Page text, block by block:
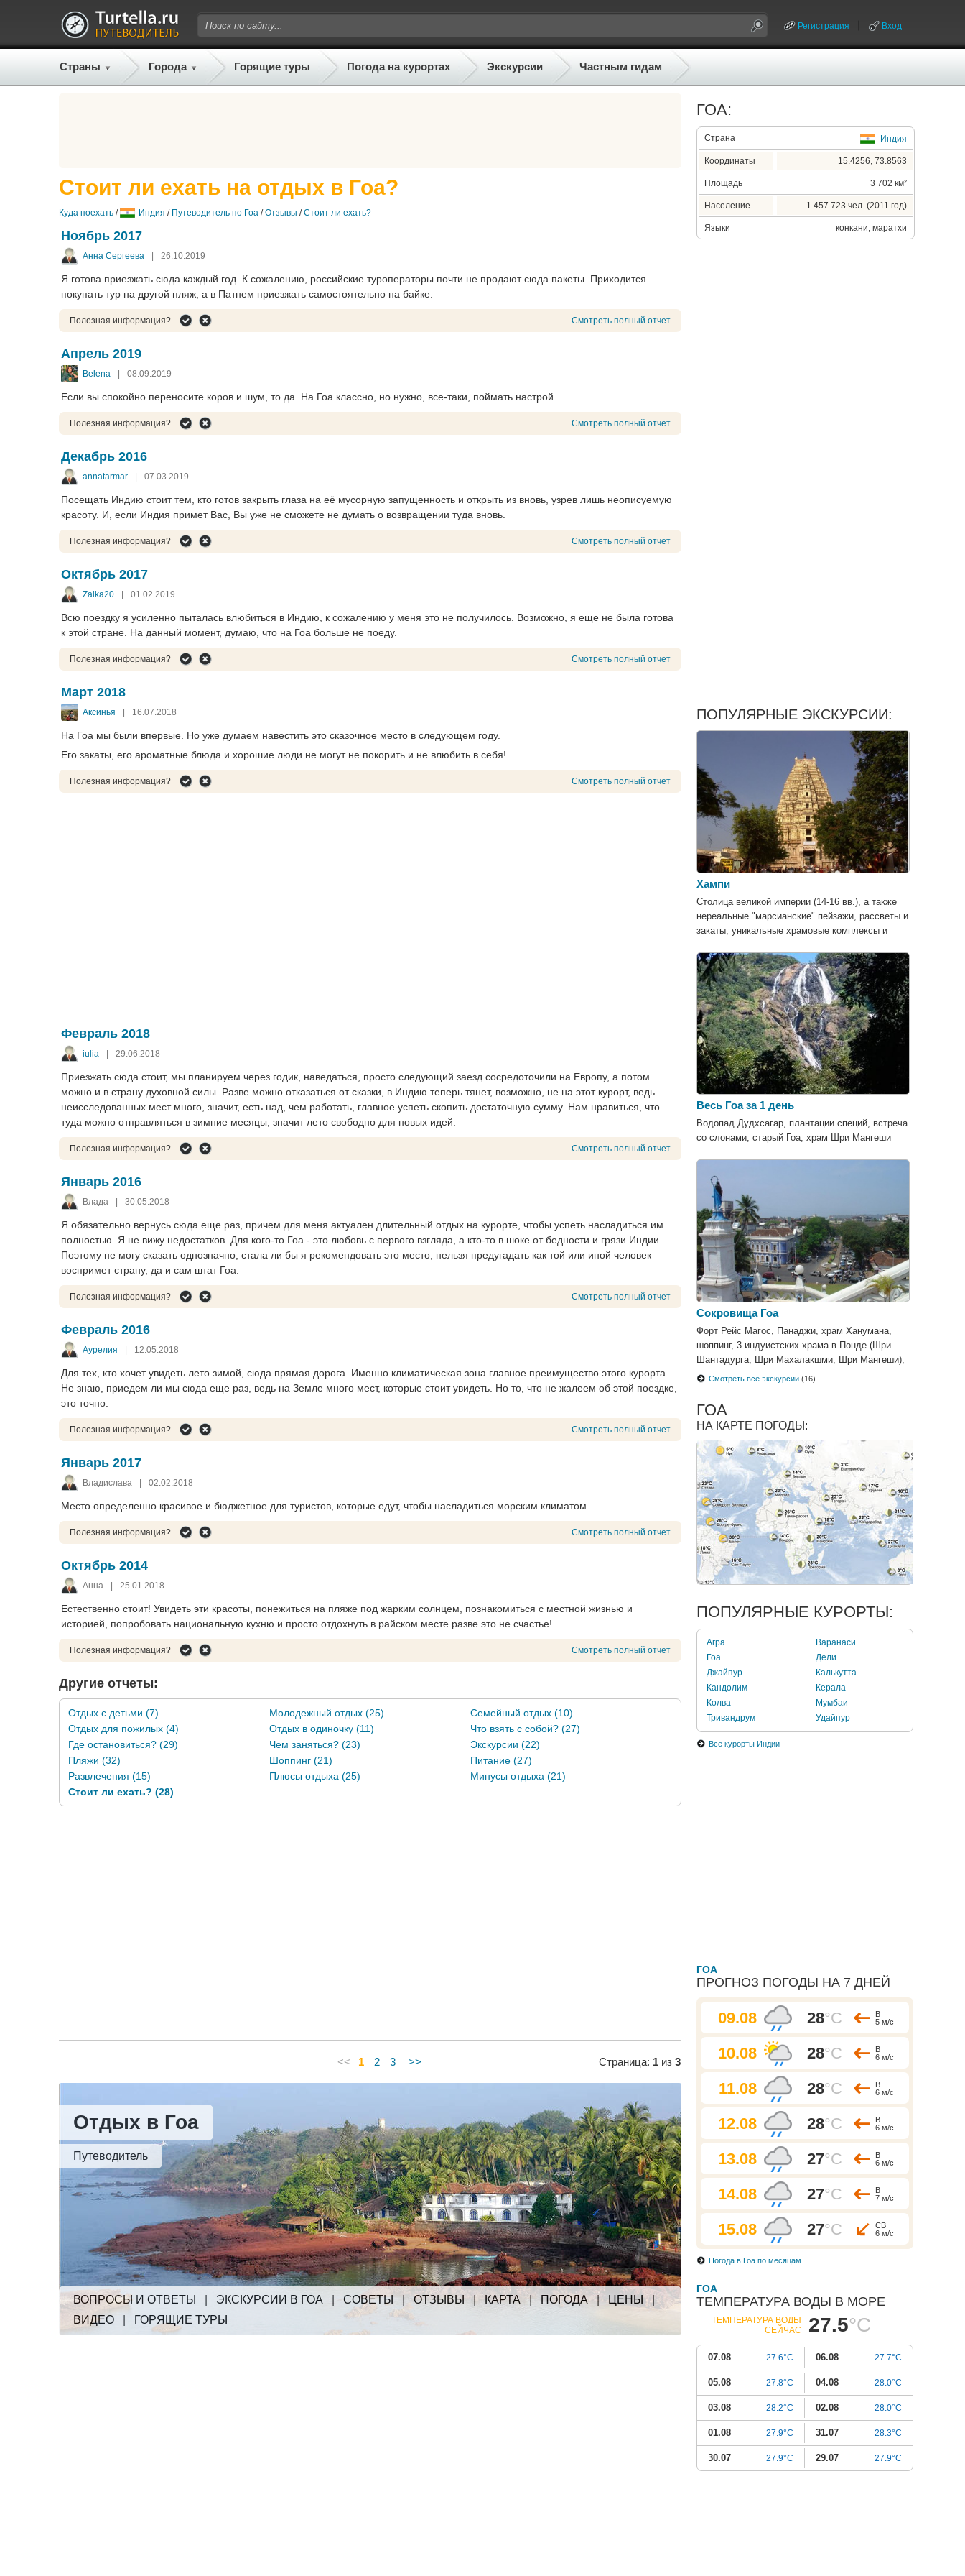
Регистрация Вход
Страны Города Горящие туры Погода на курортах Экскурсии Частным гидам
Стоит ли ехать на отдых в Гоа?
Куда поехать / Индия / Путеводитель по Гоа /Отзывы /Стоит ли ехать?
Ноябрь 2017
Анна Сергеева | 26.10.2019
Я готова приезжать сюда каждый год. К сожалению, российские туроператоры почти не продают сюда пакеты. Приходится
покупать тур на другой пляж, а в Патнем приезжать самостоятельно на байке.
Полезная информация? Смотреть полный отчет
Апрель 2019
Belena | 08.09.2019
Если вы спокойно переносите коров и шум, то да. На Гоа классно, но нужно, все-таки, поймать настрой.
Полезная информация? Смотреть полный отчет
Декабрь 2016
annatarmar | 07.03.2019
Посещать Индию стоит тем, кто готов закрыть глаза на её мусорную запущенность и открыть из вновь, узрев лишь неописуемую
красоту. И, если Индия примет Вас, Вы уже не сможете не думать о возвращении туда вновь.
Полезная информация? Смотреть полный отчет
Октябрь 2017
Zaika20 | 01.02.2019
Всю поездку я усиленно пыталась влюбиться в Индию, к сожалению у меня это не получилось. Возможно, я еще не была готова
к этой стране. На данный момент, думаю, что на Гоа больше не поеду.
Полезная информация? Смотреть полный отчет
Март 2018
Аксинья | 16.07.2018
На Гоа мы были впервые. Но уже думаем навестить это сказочное место в следующем году.
Его закаты, его ароматные блюда и хорошие люди не могут не покорить и не влюбить в себя!
Полезная информация? Смотреть полный отчет
Февраль 2018
iulia | 29.06.2018
Приезжать сюда стоит, мы планируем через годик, наведаться, просто следующий заезд сосредоточили на Европу, а потом
можно и в страну духовной силы. Разве можно отказаться от сказки, в Индию теперь тянет, возможно, не на этот курорт, ведь
неисследованных мест много, значит, есть над, чем работать, главное успеть скопить достаточную сумму. Нам нравиться, что
туда можно отправляться в зимние месяцы, значит лето свободно для новых идей.
Полезная информация? Смотреть полный отчет
Январь 2016
Влада | 30.05.2018
Я обязательно вернусь сюда еще раз, причем для меня актуален длительный отдых на курорте, чтобы успеть насладиться им
полностью. Я не вижу недостатков. Для кого-то Гоа - это любовь с первого взгляда, а кто-то в шоке от бедности и грязи Индии.
Поэтому не могу сказать однозначно, стала ли бы я рекомендовать это место, нельзя предугадать как той или иной человек
воспримет страну, да и сам штат Гоа.
Полезная информация? Смотреть полный отчет
Февраль 2016
Аурелия | 12.05.2018
Для тех, кто хочет увидеть лето зимой, сюда прямая дорога. Именно климатическая зона главное преимущество этого курорта.
Не знаю, приедем ли мы сюда еще раз, ведь на Земле много мест, которые стоит увидеть. Но то, что не жалеем об этой поездке,
это точно.
Полезная информация? Смотреть полный отчет
Январь 2017
Владислава | 02.02.2018
Место определенно красивое и бюджетное для туристов, которые едут, чтобы насладиться морским климатом.
Полезная информация? Смотреть полный отчет
Октябрь 2014
Анна | 25.01.2018
Естественно стоит! Увидеть эти красоты, понежиться на пляже под жарким солнцем, познакомиться с местной жизнью и
историей, попробовать национальную кухню и просто отдохнуть в райском месте разве это не счастье!
Полезная информация? Смотреть полный отчет
Другие отчеты:
Отдых с детьми (7) Молодежный отдых (25)
Семейный отдых (10)
Отдых для пожилых (4)
Отдых в одиночку (11)
Что взять с собой? (27)
Где остановиться? (29)
Чем заняться? (23)
Экскурсии (22)
Пляжи (32)
Шоппинг (21)
Питание (27)
Развлечения (15)
Плюсы отдыха (25)
Минусы отдыха (21)
Стоит ли ехать? (28)
<< 1 2 3 >> Страница: 1 из 3
Отдых в Гоа
Путеводитель
ВОПРОСЫ И ОТВЕТЫ ЭКСКУРСИИ В ГОА СОВЕТЫ ОТЗЫВЫ КАРТА | ПОГОДА | ЦЕНЫ |
ВИДЕО
ГОРЯЩИЕ ТУРЫ
ГОА:
Страна Индия
Координаты 15.4256, 73.8563
Площадь 3 702 км²
Население 1 457 723 чел. (2011 год)
Языки конкани, маратхи
ПОПУЛЯРНЫЕ ЭКСКУРСИИ:
Хампи
Столица великой империи (14-16 вв.), а также
нереальные "марсианские" пейзажи, рассветы и
закаты, уникальные храмовые комплексы и
развлекательные сооружения.
Весь Гоа за 1 день
Водопад Дудхсагар, плантации специй, встреча
со слонами, старый Гоа, храм Шри Мангеши
Сокровища Гоа
Форт Рейс Магос, Панаджи, храм Ханумана,
шоппинг, 3 индуистских храма в Понде (Шри
Шантадурга, Шри Махалакшми, Шри Мангеши),
круиз по реке Мандови
Смотреть все экскурсии (16)
ГОА
НА КАРТЕ ПОГОДЫ:
ПОПУЛЯРНЫЕ КУРОРТЫ:
Агра
Варанаси
Гоа
Дели
Джайпур
Калькутта
Кандолим
Керала
Колва
Мумбаи
Тривандрум
Удайпур
Все курорты Индии
ГОА
ПРОГНОЗ ПОГОДЫ НА 7 ДНЕЙ
09.08 28°C
В
5 м/с
10.08 28°C
В
6 м/с
11.08 28°C
В
6 м/с
12.08 28°C
В
6 м/с
13.08 27°C
В
6 м/с
14.08 27°C
В
7 м/с
15.08 27°C
СВ
6 м/с
Погода в Гоа по месяцам
ГОА
ТЕМПЕРАТУРА ВОДЫ В МОРЕ
ТЕМПЕРАТУРА ВОДЫ
СЕЙЧАС
27.5°C
07.08 27.6°C 06.08 27.7°C
05.08 27.8°C 04.08 28.0°C
03.08 28.2°C 02.08 28.0°C
01.08 27.9°C 31.07 28.3°C
30.07 27.9°C 29.07 27.9°C